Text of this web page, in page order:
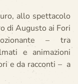
allo spettacolo
di Augusto ai Fori
– tra
e animazioni
e da racconti – a